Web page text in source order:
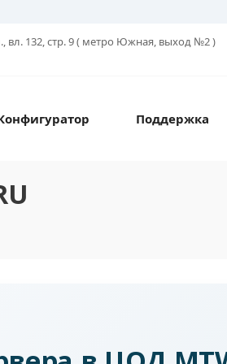
вл. 132, стр. 9 ( метро Южная, выход №2 )
Поддержка